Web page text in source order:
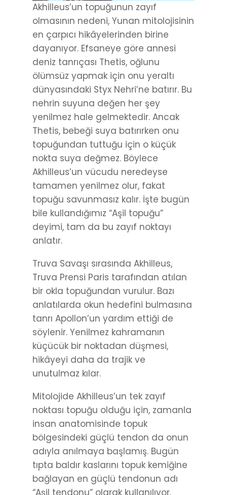
Akhilleus’un topuğunun zayıf
olmasının nedeni, Yunan mitolojisinin
en çarpıcı hikâyelerinden birine
dayanıyor. Efsaneye göre annesi
deniz tanrıçası Thetis, oğlunu
ölümsüz yapmak için onu yeraltı
dünyasındaki Styx Nehri’ne batırır. Bu
nehrin suyuna değen her şey
yenilmez hale gelmektedir. Ancak
Thetis, bebeği suya batırırken onu
topuğundan tuttuğu için o küçük
nokta suya değmez. Böylece
Akhilleus’un vücudu neredeyse
tamamen yenilmez olur, fakat
topuğu savunmasız kalır. İşte bugün
bile kullandığımız “Aşil topuğu”
deyimi, tam da bu zayıf noktayı
anlatır.
Truva Savaşı sırasında Akhilleus,
Truva Prensi Paris tarafından atılan
bir okla topuğundan vurulur. Bazı
anlatılarda okun hedefini bulmasına
tanrı Apollon’un yardım ettiği de
söylenir. Yenilmez kahramanın
küçücük bir noktadan düşmesi,
hikâyeyi daha da trajik ve
unutulmaz kılar.
Mitolojide Akhilleus’un tek zayıf
noktası topuğu olduğu için, zamanla
insan anatomisinde topuk
bölgesindeki güçlü tendon da onun
adıyla anılmaya başlamış. Bugün
tıpta baldır kaslarını topuk kemiğine
bağlayan en güçlü tendonun adı
“Aşil tendonu” olarak kullanılıyor.